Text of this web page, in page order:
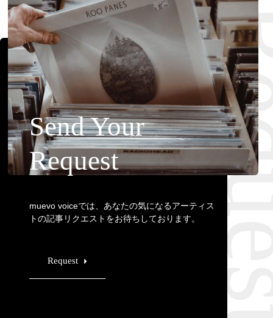
Send Your
Request
muevo voiceでは、あなたの気になるアーティス
トの記事リクエストをお待ちしております。
Request